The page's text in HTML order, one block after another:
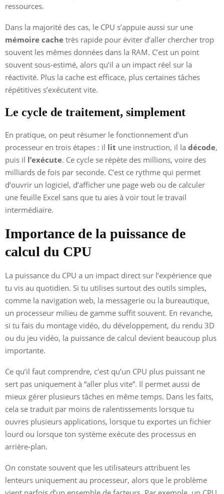
ressources.
Dans la majorité des cas, le CPU s’appuie aussi sur une
mémoire cache très rapide pour éviter d’aller chercher trop
souvent les mêmes données dans la RAM. C’est un point
souvent sous-estimé, alors qu’il a un impact réel sur la
réactivité. Plus la cache est efficace, plus certaines tâches
répétitives s’exécutent vite.
Le cycle de traitement, simplement
En pratique, on peut résumer le fonctionnement d’un
processeur en trois étapes : il lit une instruction, il la décode,
puis il l’exécute. Ce cycle se répète des millions, voire des
milliards de fois par seconde. C’est ce rythme qui permet
d’ouvrir un logiciel, d’afficher une page web ou de calculer
une feuille Excel sans que tu aies à voir tout le travail
intermédiaire.
Importance de la puissance de
calcul du CPU
La puissance du CPU a un impact direct sur l’expérience que
tu vis au quotidien. Si tu utilises surtout des outils simples,
comme la navigation web, la messagerie ou la bureautique,
un processeur milieu de gamme suffit souvent. En revanche,
si tu fais du montage vidéo, du développement, du rendu 3D
ou du jeu vidéo, la puissance de calcul devient beaucoup plus
importante.
Ce qu’il faut comprendre, c’est qu’un CPU plus puissant ne
sert pas uniquement à “aller plus vite”. Il permet aussi de
mieux gérer plusieurs tâches en même temps. Dans les faits,
cela se traduit par moins de ralentissements lorsque tu
ouvres plusieurs applications, lorsque tu exportes un fichier
lourd ou lorsque ton système exécute des processus en
arrière-plan.
On constate souvent que les utilisateurs attribuent les
lenteurs uniquement au processeur, alors que le problème